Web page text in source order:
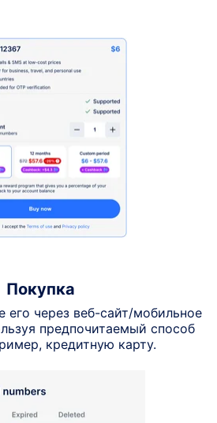
Покупка
его через веб-сайт/мобильное
предпочитаемый способ
кредитную карту.